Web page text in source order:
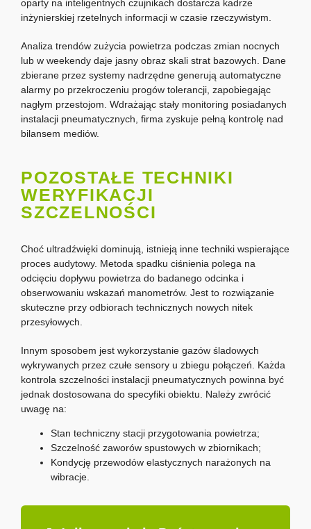
oparty na inteligentnych czujnikach dostarcza kadrze
inżynierskiej rzetelnych informacji w czasie rzeczywistym.
Analiza trendów zużycia powietrza podczas zmian nocnych
lub w weekendy daje jasny obraz skali strat bazowych. Dane
zbierane przez systemy nadrzędne generują automatyczne
alarmy po przekroczeniu progów tolerancji, zapobiegając
nagłym przestojom. Wdrażając stały monitoring posiadanych
instalacji pneumatycznych, firma zyskuje pełną kontrolę nad
bilansem mediów.
POZOSTAŁE TECHNIKI
WERYFIKACJI
SZCZELNOŚCI
Choć ultradźwięki dominują, istnieją inne techniki wspierające
proces audytowy. Metoda spadku ciśnienia polega na
odcięciu dopływu powietrza do badanego odcinka i
obserwowaniu wskazań manometrów. Jest to rozwiązanie
skuteczne przy odbiorach technicznych nowych nitek
przesyłowych.
Innym sposobem jest wykorzystanie gazów śladowych
wykrywanych przez czułe sensory u zbiegu połączeń. Każda
kontrola szczelności instalacji pneumatycznych powinna być
jednak dostosowana do specyfiki obiektu. Należy zwrócić
uwagę na:
Stan techniczny stacji przygotowania powietrza;
Szczelność zaworów spustowych w zbiornikach;
Kondycję przewodów elastycznych narażonych na
wibracje.